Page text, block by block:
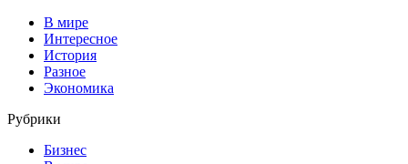
В мире
Интересное
История
Разное
Экономика
Рубрики
Бизнес